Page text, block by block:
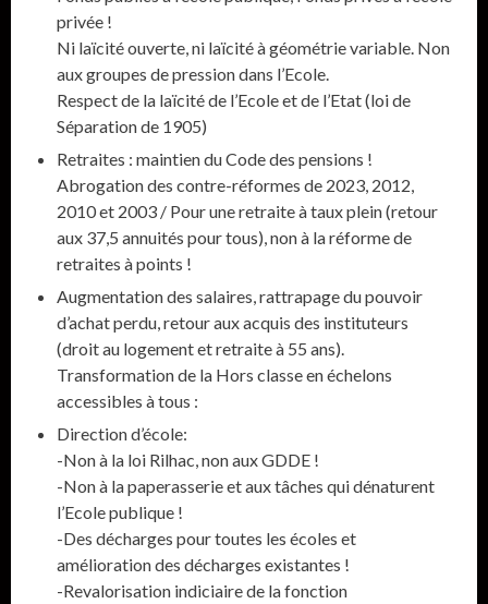
privée !
Ni laïcité ouverte, ni laïcité à géométrie variable. Non
aux groupes de pression dans l’Ecole.
Respect de la laïcité de l’Ecole et de l’Etat (loi de
Séparation de 1905)
Retraites : maintien du Code des pensions !
Abrogation des contre-réformes de 2023, 2012,
2010 et 2003 / Pour une retraite à taux plein (retour
aux 37,5 annuités pour tous), non à la réforme de
retraites à points !
Augmentation des salaires, rattrapage du pouvoir
d’achat perdu, retour aux acquis des instituteurs
(droit au logement et retraite à 55 ans).
Transformation de la Hors classe en échelons
accessibles à tous :
Direction d’école:
-Non à la loi Rilhac, non aux GDDE !
-Non à la paperasserie et aux tâches qui dénaturent
l’Ecole publique !
-Des décharges pour toutes les écoles et
amélioration des décharges existantes !
-Revalorisation indiciaire de la fonction